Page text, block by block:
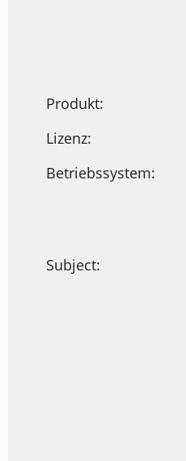
Produkt:
Lizenz:
Betriebssystem:
Subject: